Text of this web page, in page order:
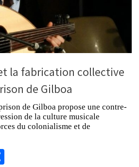
la fabrication collective
de Gilboa
de Gilboa propose une contre-
de la culture musicale
du colonialisme et de